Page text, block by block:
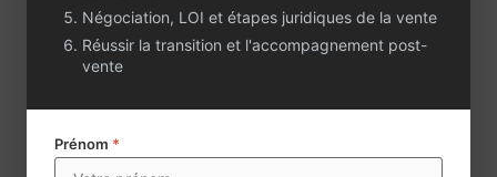
Négociation, LOI et étapes juridiques de la vente
Réussir la transition et l'accompagnement post-
vente
Prénom *